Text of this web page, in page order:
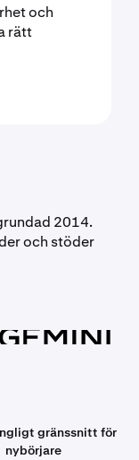
och
rätt
2014.
och stöder
[placeholder
gränssnitt för
nybörjare